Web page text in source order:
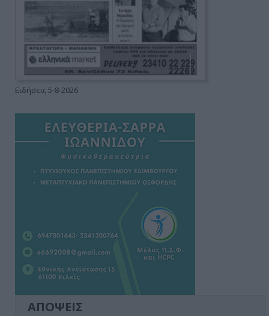
Ειδήσεις 5-8-2026
ΑΠΟΨΕΙΣ